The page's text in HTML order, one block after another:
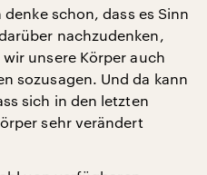
schon, dass es Sinn
nachzudenken,
unsere Körper auch
sozusagen. Und da kann
sich in den letzten
sehr verändert